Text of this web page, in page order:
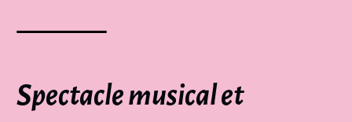
Spectacle musical et